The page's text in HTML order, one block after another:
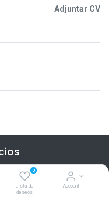
0
Lista de
deseos
Account
Adjuntar CV